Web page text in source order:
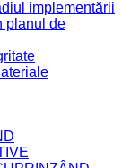
implementării
planul de